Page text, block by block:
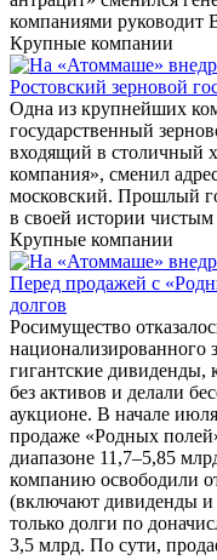
компаниями руководит
Крупные компании
Ростовский зерновой
Одна из крупнейших
государственный
входящий в столичный
компания», сменил
московский. Прошлый
в своей истории
Крупные компании
Перед продажей с
долгов
Росимущество
национализированного
гигантские дивиденды,
без активов и делали
аукционе. В начале
продаже «Родных
диапазоне 11,7–5,85
компанию освободили
(включают дивиденды и
только долги по
3,5 млрд. По сути,